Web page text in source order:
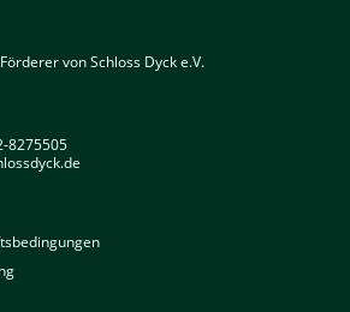
von Schloss Dyck e.V.
8275505